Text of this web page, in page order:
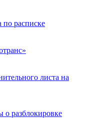
по расписке
листа на
разблокировке